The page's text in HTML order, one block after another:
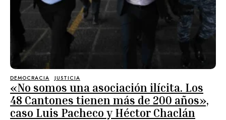
DEMOCRACIA JUSTICIA
«No somos una asociación ilícita. Los
48 Cantones tienen más de 200 años»,
caso Luis Pacheco y Héctor Chaclán